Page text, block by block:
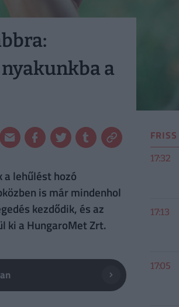
a
lehűlést hozó
is már mindenhol
kezdődik, és az
ki a HungaroMet Zrt.
17:32
17:13
17:05